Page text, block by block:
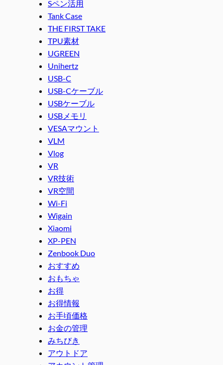
Sペン活用
Tank Case
THE FIRST TAKE
TPU素材
UGREEN
Unihertz
USB-C
USB-Cケーブル
USBケーブル
USBメモリ
VESAマウント
VLM
Vlog
VR
VR技術
VR空間
Wi-Fi
Wigain
Xiaomi
XP-PEN
Zenbook Duo
おすすめ
おもちゃ
お得
お得情報
お手頃価格
お金の管理
みちびき
アウトドア